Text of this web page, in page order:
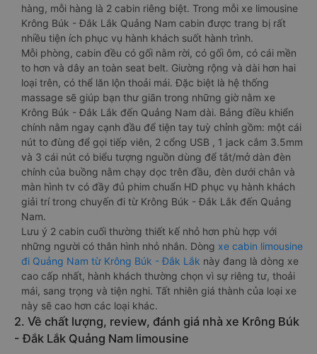
hàng, mỗi hàng là 2 cabin riêng biệt. Trong mỗi xe limousine
Krông Búk - Đắk Lắk Quảng Nam cabin được trang bị rất
nhiều tiện ích phục vụ hành khách suốt hành trình.
Mỗi phòng, cabin đều có gối nằm rời, có gối ôm, có cái mền
to hơn và dây an toàn seat belt. Giường rộng và dài hơn hai
loại trên, có thể lăn lộn thoải mái. Đặc biệt là hệ thống
massage sẽ giúp bạn thư giãn trong những giờ nằm xe
Krông Búk - Đắk Lắk đến Quảng Nam dài. Bảng điều khiển
chính nằm ngay cạnh đầu để tiện tay tuỳ chỉnh gồm: một cái
nút to đùng để gọi tiếp viên, 2 cổng USB , 1 jack cắm 3.5mm
và 3 cái nút có biểu tượng nguồn dùng để tắt/mở dàn đèn
chính của buồng nằm chạy dọc trên đầu, đèn dưới chân và
màn hình tv có đầy đủ phim chuẩn HD phục vụ hành khách
giải trí trong chuyến đi từ Krông Búk - Đắk Lắk đến Quảng
Nam.
Lưu ý 2 cabin cuối thường thiết kế nhỏ hơn phù hợp với
những người có thân hình nhỏ nhắn. Dòng xe cabin limousine
đi Quảng Nam từ Krông Búk - Đắk Lắk này đang là dòng xe
cao cấp nhất, hành khách thường chọn vì sự riêng tư, thoải
mái, sang trọng và tiện nghi. Tất nhiên giá thành của loại xe
này sẽ cao hơn các loại khác.
2. Về chất lượng, review, đánh giá nhà xe Krông Búk
- Đắk Lắk Quảng Nam limousine